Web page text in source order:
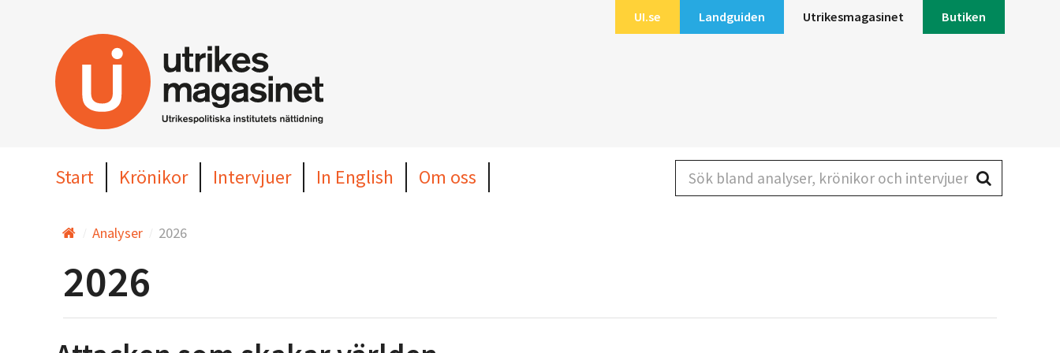
huvudinnehållet
UI.se Landguiden Utrikesmagasinet Butiken
Start Krönikor Intervjuer In English Om oss
Analyser 2026
2026